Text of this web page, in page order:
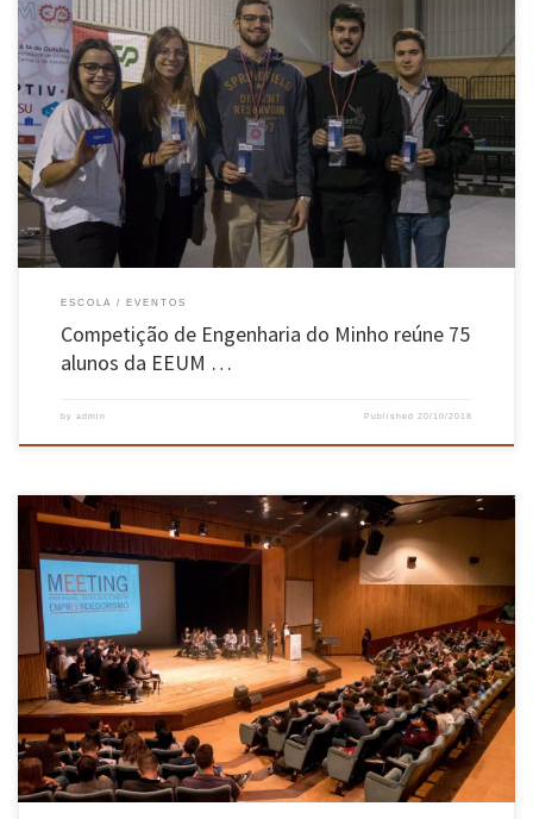
A CEM – Competição de Engenharia do Minho reuniu 75 participantes, nos dias 13 e 14 de
outubro, no Complexo Desportivo de Azurém. O evento, organizado pelos Núcleos de Alunos
da Escola de Engenharia da Universidade do Minho, desafiou as capacidades e a criatividade
de todos os alunos de engenharia da Universidade do Minho e contou com o patrocínio e
apoio de várias empresas da região, entre as quais a Primavera, a APTIV, Fujitsu, Câmara
Municipal de Guimarães, Tecminho, e a Botnroll. A competição consistiu numa maratona
de 24 horas na qual equipas multidisciplinares desenvolveram um produto ou serviço
inovador para dar resposta a um problema atual da Universidade.
ESCOLA EVENTOS
Competição de Engenharia do Minho reúne 75
alunos da EEUM …
by admin Published 20/10/2018
A EEEUM organizou o encontro destinado aos novos alunos que ingressaram na Escola no
ano letivo 2018/2019. O evento teve lugar no dia 17 de outubro no Campus de Azurém, em
Guimarães. O M[EE]TING – Engenharia, Tecnologia e Design teve como objetivo reunir e
sensibilizar cerca de 700 novos alunos […]